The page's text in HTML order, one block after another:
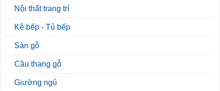
Nội thất trang trí
Kệ bếp - Tủ bếp
Sàn gỗ
Cầu thang gỗ
Giường ngủ